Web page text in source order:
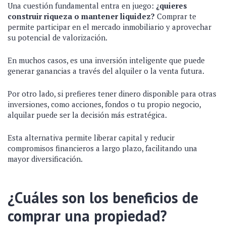
Una cuestión fundamental entra en juego: ¿quieres
construir riqueza o mantener liquidez? Comprar te
permite participar en el mercado inmobiliario y aprovechar
su potencial de valorización.
En muchos casos, es una inversión inteligente que puede
generar ganancias a través del alquiler o la venta futura.
Por otro lado, si prefieres tener dinero disponible para otras
inversiones, como acciones, fondos o tu propio negocio,
alquilar puede ser la decisión más estratégica.
Esta alternativa permite liberar capital y reducir
compromisos financieros a largo plazo, facilitando una
mayor diversificación.
¿Cuáles son los beneficios de
comprar una propiedad?